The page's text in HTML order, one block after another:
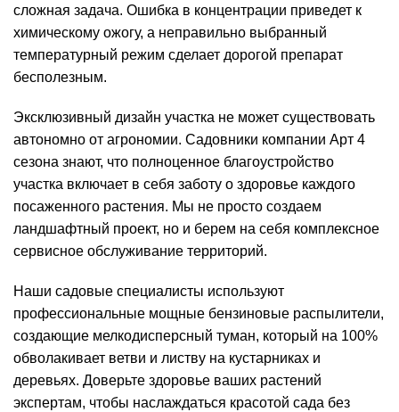
сложная задача. Ошибка в концентрации приведет к
химическому ожогу, а неправильно выбранный
температурный режим сделает дорогой препарат
бесполезным.
Эксклюзивный дизайн участка не может существовать
автономно от агрономии. Садовники компании Арт 4
сезона знают, что полноценное благоустройство
участка включает в себя заботу о здоровье каждого
посаженного растения. Мы не просто создаем
ландшафтный проект, но и берем на себя комплексное
сервисное обслуживание территорий.
Наши садовые специалисты используют
профессиональные мощные бензиновые распылители,
создающие мелкодисперсный туман, который на 100%
обволакивает ветви и листву на кустарниках и
деревьях. Доверьте здоровье ваших растений
экспертам, чтобы наслаждаться красотой сада без